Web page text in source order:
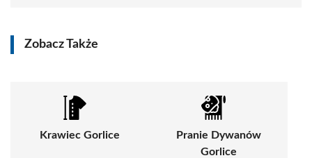
Zobacz Także
Krawiec Gorlice
Pranie Dywanów
Gorlice